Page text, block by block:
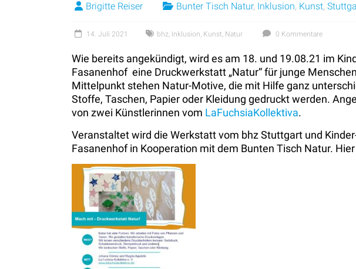
Brigitte Reiser Bunter Tisch Natur, Inklusion, Kunst,
14. Juli 2021 bhz, Inklusion, Kunst, Natur 0 Kommentare
Wie bereits angekündigt, wird es am 18. und 19.08.21 im
Fasanenhof eine Druckwerkstatt „Natur“ für junge
Mittelpunkt stehen Natur-Motive, die mit Hilfe ganz
Stoffe, Taschen, Papier oder Kleidung gedruckt werden.
von zwei Künstlerinnen vom LaFuchsiaKollektiva.
Veranstaltet wird die Werkstatt vom bhz Stuttgart und
Fasanenhof in Kooperation mit dem Bunten Tisch Natur.